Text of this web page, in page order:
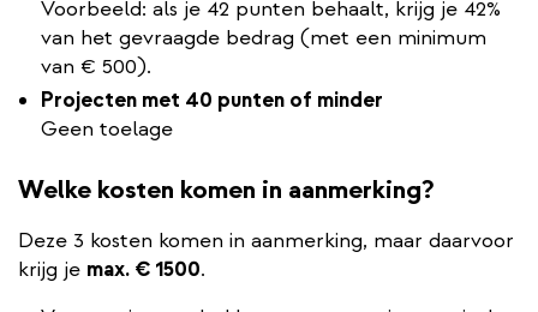
Voorbeeld: als je 42 punten behaalt, krijg je 42%
van het gevraagde bedrag (met een minimum
van € 500).
Projecten met 40 punten of minder
Geen toelage
Welke kosten komen in aanmerking?
Deze 3 kosten komen in aanmerking, maar daarvoor
krijg je max. € 1500.